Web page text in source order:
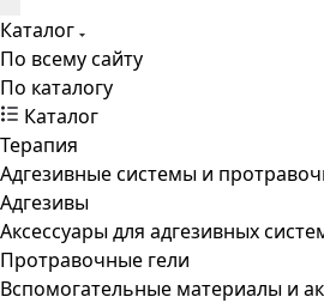
Каталог
По всему сайту
По каталогу
Каталог
Терапия
Адгезивные системы и
Адгезивы
Аксессуары для адгезивных
Протравочные гели
Вспомогательные материалы и